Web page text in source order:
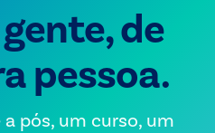
de
pessoa.
pós, um curso, um